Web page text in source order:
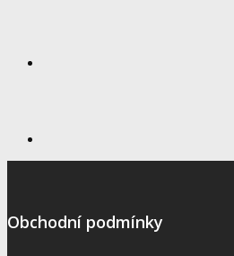
Obchodní podmínky